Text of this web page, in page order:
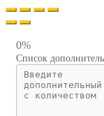
0%
Список